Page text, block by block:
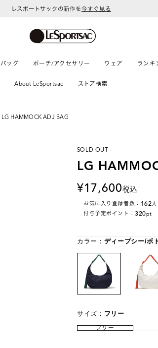
レスポートサックの新作を今すぐ見る
バッグ ポーチ/アクセサリー ウェア ランキ
About LeSportsac ストア検索
LG HAMMOCK ADJ BAG
SOLD OUT
LG
17,600税込
お気に入り登録者数： 162人
付与予定ポイント：320pt
カラー： ディープシー/ボ
サイズ： フリー
フリー